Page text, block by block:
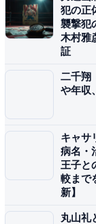
犯の正
襲撃犯
木村雅
証
二千翔
や年収
キャサ
病名・
王子と
較まで
新】
丸山礼